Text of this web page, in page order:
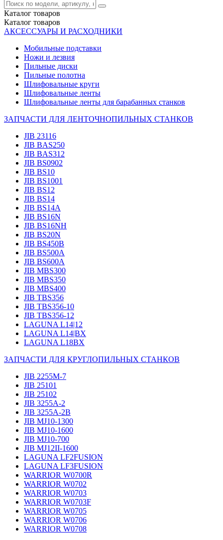
Каталог товаров
Каталог товаров
АКСЕССУАРЫ И РАСХОДНИКИ
Мобильные подставки
Ножи и лезвия
Пильные диски
Пильные полотна
Шлифовальные круги
Шлифовальные ленты
Шлифовальные ленты для барабанных станков
ЗАПЧАСТИ ДЛЯ ЛЕНТОЧНОПИЛЬНЫХ СТАНКОВ
JIB 23116
JIB BAS250
JIB BAS312
JIB BS0902
JIB BS10
JIB BS1001
JIB BS12
JIB BS14
JIB BS14А
JIB BS16N
JIB BS16NH
JIB BS20N
JIB BS450B
JIB BS500A
JIB BS600A
JIB MBS300
JIB MBS350
JIB MBS400
JIB TBS356
JIB TBS356-10
JIB TBS356-12
LAGUNA L14|12
LAGUNA L14|BX
LAGUNA L18BX
ЗАПЧАСТИ ДЛЯ КРУГЛОПИЛЬНЫХ СТАНКОВ
JIB 2255M-7
JIB 25101
JIB 25102
JIB 3255A-2
JIB 3255A-2B
JIB MJ10-1300
JIB MJ10-1600
JIB MJ10-700
JIB MJ12II-1600
LAGUNA LF2FUSION
LAGUNA LF3FUSION
WARRIOR W0700R
WARRIOR W0702
WARRIOR W0703
WARRIOR W0703F
WARRIOR W0705
WARRIOR W0706
WARRIOR W0708